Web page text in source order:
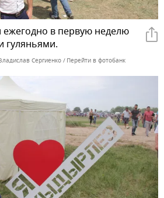
ежегодно в первую неделю
гуляньями.
Сергиенко Перейти в фотобанк